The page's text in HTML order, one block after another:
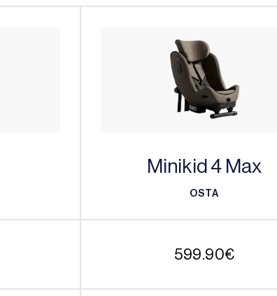
Minikid 4 Max
OSTA
599.90€